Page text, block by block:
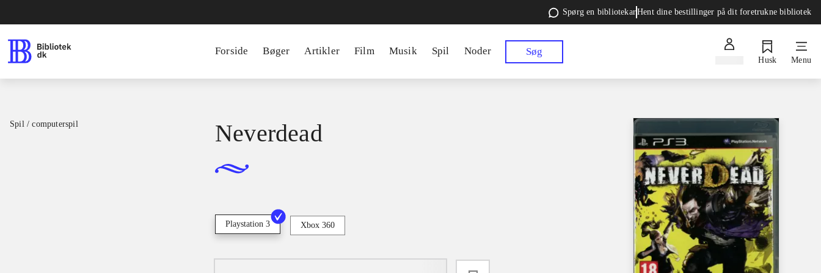
Spørg en bibliotekarHent dine bestillinger på dit foretrukne bibliotek
Forside Bøger Artikler Film Musik Spil Noder Søg
Husk Menu
Spil / computerspil Neverdead
Playstation 3 Xbox 360